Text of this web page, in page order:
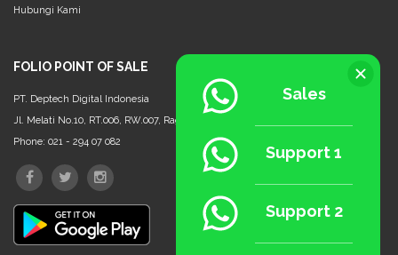
Hubungi Kami
FOLIO POINT OF SALE
PT. Deptech Digital Indonesia
Jl. Melati No.10, RT.006, RW.007, Ragunan, Ps. Minggu, Jakarta Selatan - 12550
Phone: 021 - 294 07 082
Sales
Support 1
Support 2